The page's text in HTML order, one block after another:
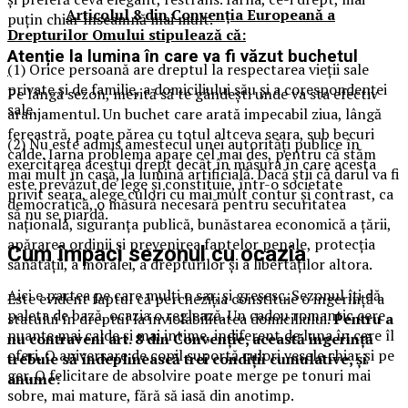
Articolul 8 din Convenția Europeană a
Drepturilor Omului stipulează că:
(1) Orice persoană are dreptul la respectarea vieţii sale
private şi de familie, a domiciliului său şi a corespondenţei
sale.
(2) Nu este admis amestecul unei autorităţi publice în
exercitarea acestui drept decât în măsura în care acesta
este prevăzut de lege şi constituie, într-o societate
democratică, o măsură necesară pentru securitatea
naţională, siguranţa publică, bunăstarea economică a ţării,
apărarea ordinii şi prevenirea faptelor penale, protecţia
sănătăţii, a moralei, a drepturilor şi a libertăţilor altora.
Este evident faptul că percheziţia constituie o ingerinţă a
statului în dreptul la inviolabilitatea domiciliului.Pentru a
nu contraveni art. 8 din Convenție, această ingerință
trebuie să îndeplinească trei condiţii cumulative, și
anume:
puțin chiar înseamnă mai mult.
Atenție la lumina în care va fi văzut buchetul
Pe lângă sezon, merită să te gândești unde va sta efectiv
aranjamentul. Un buchet care arată impecabil ziua, lângă
fereastră, poate părea cu totul altceva seara, sub becuri
calde. Iarna problema apare cel mai des, pentru că stăm
mai mult în casă, la lumină artificială. Dacă știi că darul va fi
privit seara, alege culori cu mai mult contur și contrast, ca
să nu se piardă.
Cum împaci sezonul cu ocazia
Aici e partea pe care mulți o sar, și greșesc. Sezonul îți dă
paleta de bază, ocazia o reglează. Un cadou romantic cere
nuanțe mai calde și mai intime, indiferent de luna în care îl
oferi. O aniversare de copil suportă culori vesele chiar și pe
ger. O felicitare de absolvire poate merge pe tonuri mai
sobre, mai mature, fără să iasă din anotimp.